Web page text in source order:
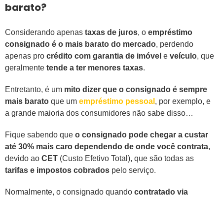
barato?
Considerando apenas taxas de juros, o empréstimo
consignado é o mais barato do mercado, perdendo
apenas pro crédito com garantia de imóvel e veículo, que
geralmente tende a ter menores taxas.
Entretanto, é um mito dizer que o consignado é sempre
mais barato que um empréstimo pessoal , por exemplo, e
a grande maioria dos consumidores não sabe disso…
Fique sabendo que o consignado pode chegar a custar
até 30% mais caro dependendo de onde você contrata,
devido ao CET (Custo Efetivo Total), que são todas as
tarifas e impostos cobrados pelo serviço.
Normalmente, o consignado quando contratado via